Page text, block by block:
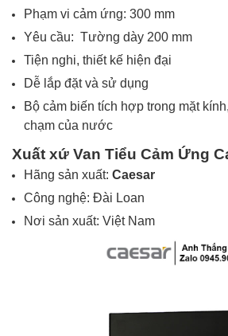
Phạm vi cảm ứng: 300 mm
Yêu cầu: Tường dày 200 mm
Tiện nghi, thiết kế hiện đại
Dễ lắp đặt và sử dụng
Bộ cảm biến tích hợp trong mặt
chạm của nước
Xuất xứ Van Tiểu Cảm Ứng
Hãng sản xuất: Caesar
Công nghệ: Đài Loan
Nơi sản xuất: Việt Nam